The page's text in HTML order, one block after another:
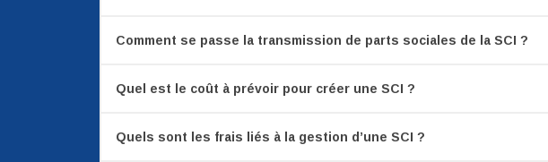
Comment se passe la transmission de parts sociales de la SCI ?
Quel est le coût à prévoir pour créer une SCI ?
Quels sont les frais liés à la gestion d’une SCI ?